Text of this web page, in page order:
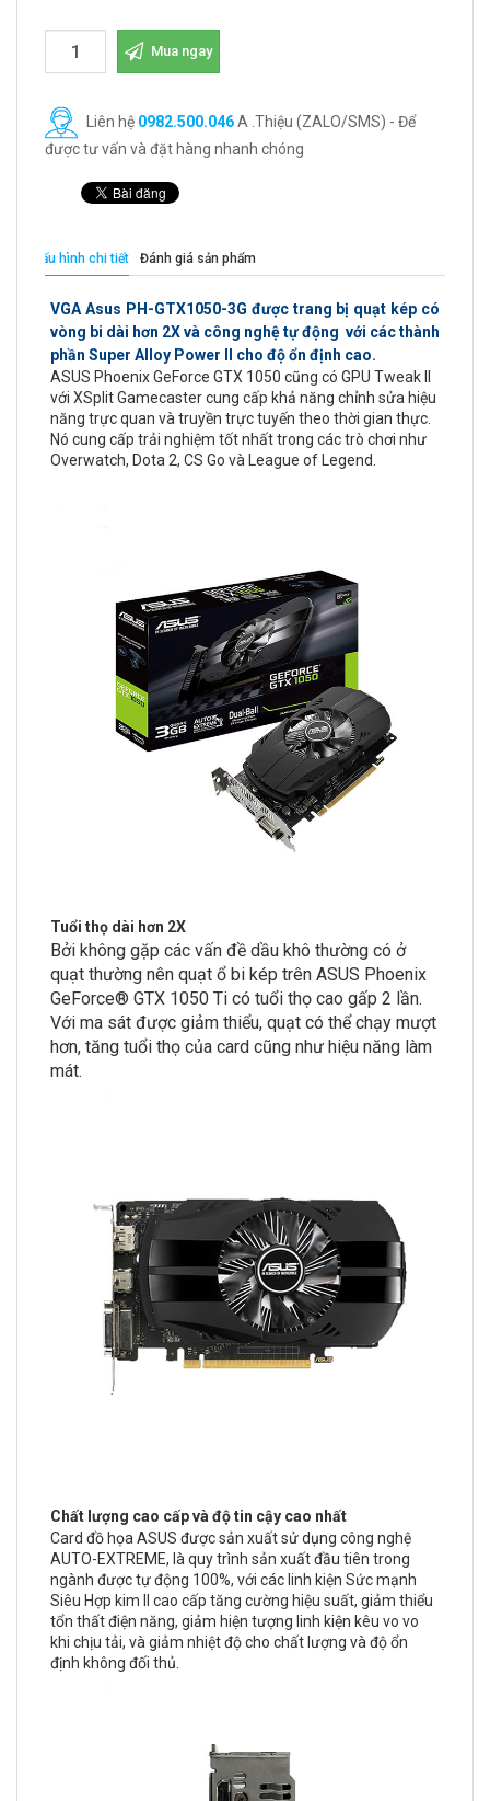
Mua ngay
Liên hệ 0982.500.046A .Thiệu (ZALO/SMS) - Để
được tư vấn và đặt hàng nhanh chóng
Cấu hình chi tiết Đánh giá sản phẩm
VGA Asus PH-GTX1050-3G được trang bị quạt kép có
vòng bi dài hơn 2X và công nghệ tự động với các thành
phần Super Alloy Power II cho độ ổn định cao.
ASUS Phoenix GeForce GTX 1050 cũng có GPU Tweak II
với XSplit Gamecaster cung cấp khả năng chỉnh sửa hiệu
năng trực quan và truyền trực tuyến theo thời gian thực.
Nó cung cấp trải nghiệm tốt nhất trong các trò chơi như
Overwatch, Dota 2, CS Go và League of Legend.
Tuổi thọ dài hơn 2X
Bởi không gặp các vấn đề dầu khô thường có ở
quạt thường nên quạt ổ bi kép trên ASUS Phoenix
GeForce® GTX 1050 Ti có tuổi thọ cao gấp 2 lần.
Với ma sát được giảm thiểu, quạt có thể chạy mượt
hơn, tăng tuổi thọ của card cũng như hiệu năng làm
mát.
Chất lượng cao cấp và độ tin cậy cao nhất
Card đồ họa ASUS được sản xuất sử dụng công nghệ
AUTO-EXTREME, là quy trình sản xuất đầu tiên trong
ngành được tự động 100%, với các linh kiện Sức mạnh
Siêu Hợp kim II cao cấp tăng cường hiệu suất, giảm thiểu
tổn thất điện năng, giảm hiện tượng linh kiện kêu vo vo
khi chịu tải, và giảm nhiệt độ cho chất lượng và độ ổn
định không đối thủ.